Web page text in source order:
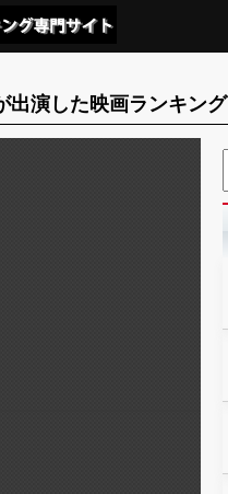
出演した映画ランキング